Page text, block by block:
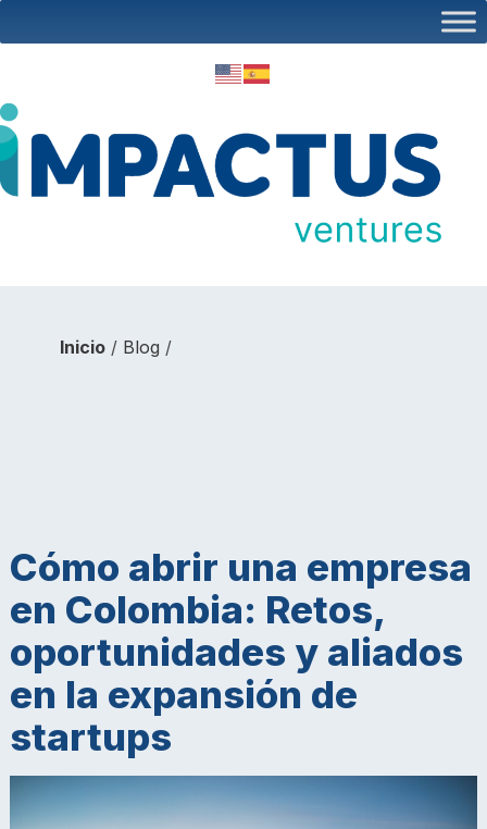
Inicio/ Blog /
Cómo abrir una empresa
en Colombia: Retos,
oportunidades y aliados
en la expansión de
startups